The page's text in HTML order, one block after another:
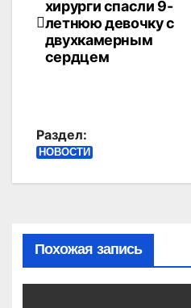
по
записям
хирурги спасли 9-
летнюю девочку с
двухкамерным
сердцем
Раздел:
НОВОСТИ
Похожая запись